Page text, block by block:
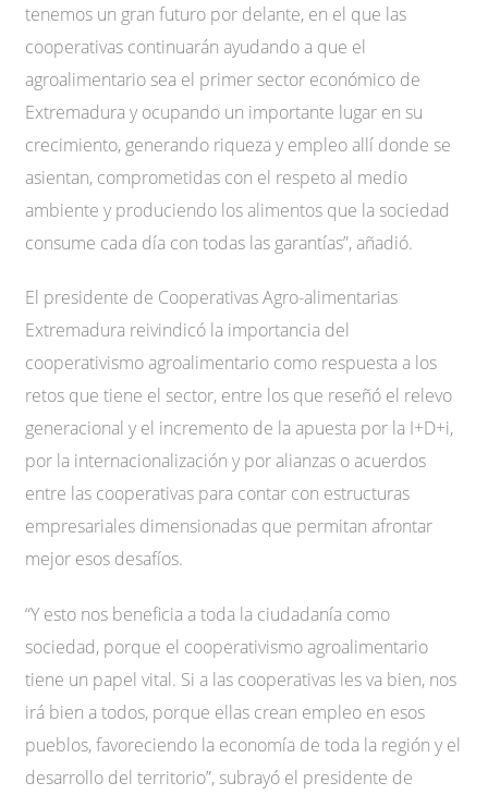
tenemos un gran futuro por delante, en el que las
cooperativas continuarán ayudando a que el
agroalimentario sea el primer sector económico de
Extremadura y ocupando un importante lugar en su
crecimiento, generando riqueza y empleo allí donde se
asientan, comprometidas con el respeto al medio
ambiente y produciendo los alimentos que la sociedad
consume cada día con todas las garantías”, añadió.
El presidente de Cooperativas Agro-alimentarias
Extremadura reivindicó la importancia del
cooperativismo agroalimentario como respuesta a los
retos que tiene el sector, entre los que reseñó el relevo
generacional y el incremento de la apuesta por la I+D+i,
por la internacionalización y por alianzas o acuerdos
entre las cooperativas para contar con estructuras
empresariales dimensionadas que permitan afrontar
mejor esos desafíos.
“Y esto nos beneficia a toda la ciudadanía como
sociedad, porque el cooperativismo agroalimentario
tiene un papel vital. Si a las cooperativas les va bien, nos
irá bien a todos, porque ellas crean empleo en esos
pueblos, favoreciendo la economía de toda la región y el
desarrollo del territorio”, subrayó el presidente de